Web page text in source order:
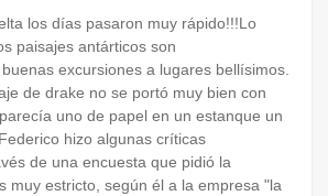
los días pasaron muy rápido!!!Lo
paisajes antárticos son
excursiones a lugares bellísimos.
de drake no se portó muy bien con
uno de papel en un estanque un
hizo algunas críticas
de una encuesta que pidió la
muy estricto, según él a la empresa "la